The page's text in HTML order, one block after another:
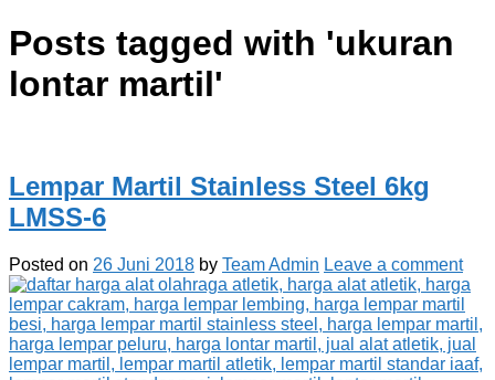
Posts tagged with 'ukuran
lontar martil'
Lempar Martil Stainless Steel 6kg
LMSS-6
Posted on 26 Juni 2018 by Team Admin Leave a comment